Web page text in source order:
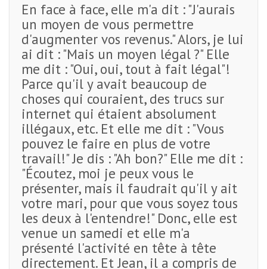
En face à face, elle m'a dit : "J'aurais
un moyen de vous permettre
d'augmenter vos revenus." Alors, je lui
ai dit : "Mais un moyen légal ?" Elle
me dit : "Oui, oui, tout à fait légal"!
Parce qu'il y avait beaucoup de
choses qui couraient, des trucs sur
internet qui étaient absolument
illégaux, etc. Et elle me dit : "Vous
pouvez le faire en plus de votre
travail!" Je dis : "Ah bon?" Elle me dit :
"Écoutez, moi je peux vous le
présenter, mais il faudrait qu'il y ait
votre mari, pour que vous soyez tous
les deux à l'entendre!" Donc, elle est
venue un samedi et elle m'a
présenté l'activité en tête à tête
directement. Et Jean, il a compris de